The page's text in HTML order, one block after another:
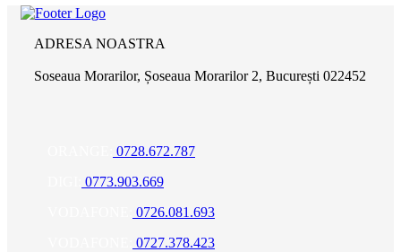
ADRESA NOASTRA
Soseaua Morarilor, Șoseaua Morarilor 2, București 022452
0728.672.787
0773.903.669
0726.081.693
0727.378.423